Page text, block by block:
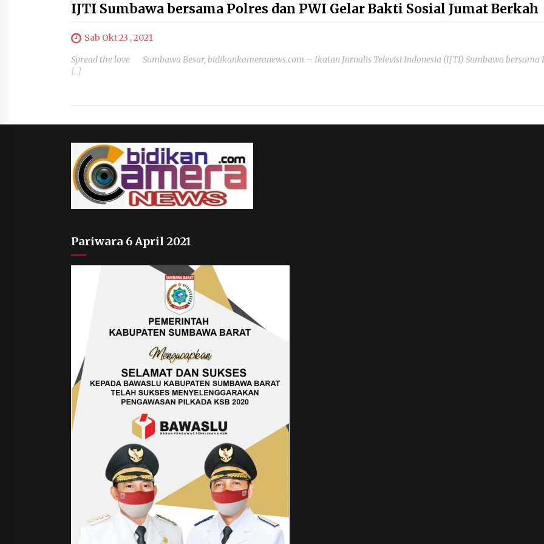
IJTI Sumbawa bersama Polres dan PWI Gelar Bakti Sosial Jumat Berkah
Sab Okt 23 , 2021
Spread the love Sumbawa Besar, bidikankameranews.com – Ikatan Jurnalis Televisi Indonesia (IJTI) Sumbawa bersama
[…]
Pariwara 6 April 2021